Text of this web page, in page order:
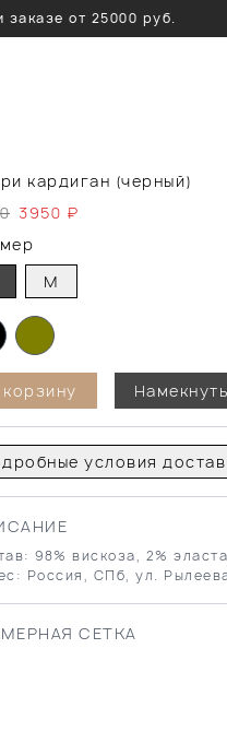
заказе от 25000 руб.
кардиган (черный)
3950 ₽
M
условия
98% вискоза, 2%
Россия, СПб, ул.
СЕТКА